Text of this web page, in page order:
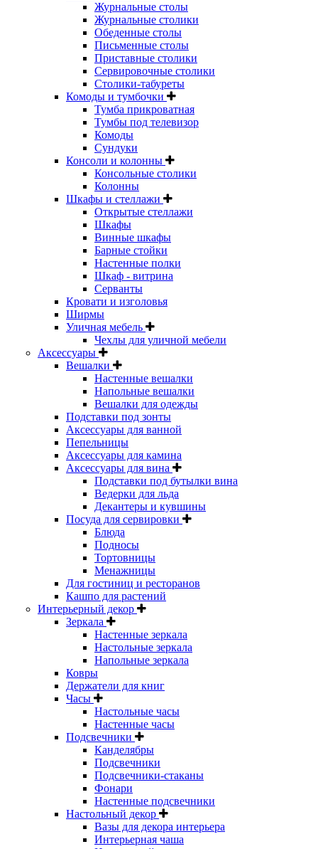
Журнальные столы
Журнальные столики
Обеденные столы
Письменные столы
Приставные столики
Сервировочные столики
Столики-табуреты
Комоды и тумбочки
Тумба прикроватная
Тумбы под телевизор
Комоды
Сундуки
Консоли и колонны
Консольные столики
Колонны
Шкафы и стеллажи
Открытые стеллажи
Шкафы
Винные шкафы
Барные стойки
Настенные полки
Шкаф - витрина
Серванты
Кровати и изголовья
Ширмы
Уличная мебель
Чехлы для уличной мебели
Аксессуары
Вешалки
Настенные вешалки
Напольные вешалки
Вешалки для одежды
Подставки под зонты
Аксессуары для ванной
Пепельницы
Аксессуары для камина
Аксессуары для вина
Подставки под бутылки вина
Ведерки для льда
Декантеры и кувшины
Посуда для сервировки
Блюда
Подносы
Тортовницы
Менажницы
Для гостиниц и ресторанов
Кашпо для растений
Интерьерный декор
Зеркала
Настенные зеркала
Настольные зеркала
Напольные зеркала
Ковры
Держатели для книг
Часы
Настольные часы
Настенные часы
Подсвечники
Канделябры
Подсвечники
Подсвечники-стаканы
Фонари
Настенные подсвечники
Настольный декор
Вазы для декора интерьера
Интерьерная чаша